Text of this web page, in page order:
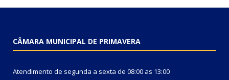
CÂMARA MUNICIPAL DE PRIMAVERA
Atendimento de segunda a sexta de 08:00 as 13:00